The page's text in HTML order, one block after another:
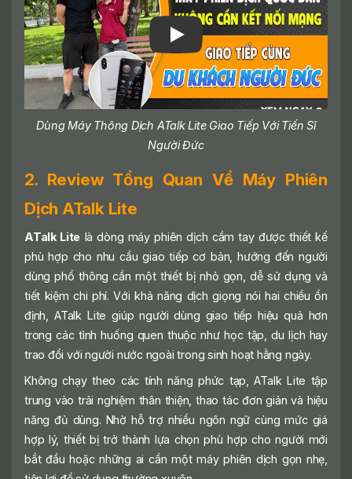
Dùng Máy Thông Dịch ATalk Lite Giao Tiếp Với Tiến Sĩ
Người Đức
2. Review Tổng Quan Về Máy Phiên
Dịch ATalk Lite
ATalk Lite là dòng máy phiên dịch cầm tay được thiết kế
phù hợp cho nhu cầu giao tiếp cơ bản, hướng đến người
dùng phổ thông cần một thiết bị nhỏ gọn, dễ sử dụng và
tiết kiệm chi phí. Với khả năng dịch giọng nói hai chiều ổn
định, ATalk Lite giúp người dùng giao tiếp hiệu quả hơn
trong các tình huống quen thuộc như học tập, du lịch hay
trao đổi với người nước ngoài trong sinh hoạt hằng ngày.
Không chạy theo các tính năng phức tạp, ATalk Lite tập
trung vào trải nghiệm thân thiện, thao tác đơn giản và hiệu
năng đủ dùng. Nhờ hỗ trợ nhiều ngôn ngữ cùng mức giá
hợp lý, thiết bị trở thành lựa chọn phù hợp cho người mới
bắt đầu hoặc những ai cần một máy phiên dịch gọn nhẹ,